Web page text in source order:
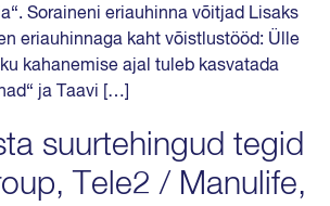
Soraineni eriauhinna võitjad Lisaks
eriauhinnaga kaht võistlustööd: Ülle
kahanemise ajal tuleb kasvatada
ja Taavi […]
suurtehingud tegid
Tele2 / Manulife,